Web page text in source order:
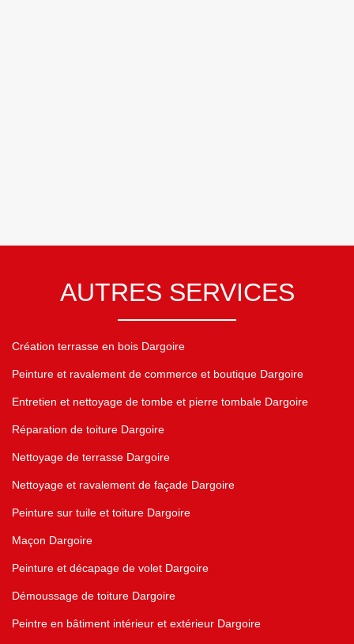
AUTRES SERVICES
Création terrasse en bois Dargoire
Peinture et ravalement de commerce et boutique Dargoire
Entretien et nettoyage de tombe et pierre tombale Dargoire
Réparation de toiture Dargoire
Nettoyage de terrasse Dargoire
Nettoyage et ravalement de façade Dargoire
Peinture sur tuile et toiture Dargoire
Maçon Dargoire
Peinture et décapage de volet Dargoire
Démoussage de toiture Dargoire
Peintre en bâtiment intérieur et extérieur Dargoire